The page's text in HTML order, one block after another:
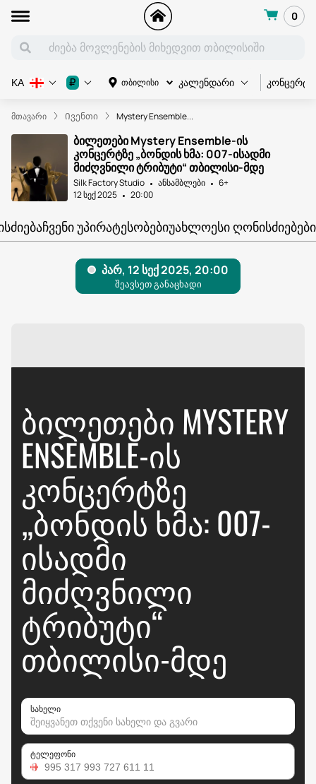
0
თბილისი კალენდარი კონცერტი
KA ₽
მთავარი Ივენთი Mystery Ensemble...
ბილეთები Mystery Ensemble-ის
კონცერტზე „ბონდის ხმა: 007-ისადმი
მიძღვნილი ტრიბუტი“ თბილისი-მდე
Silk Factory Studio ანსამბლები
6+
12 სექ 2025
20:00
ᲩᲕᲔᲜᲘ ᲣᲞᲘᲠᲐᲢᲔᲡᲝᲑᲔᲑᲘᲣᲐᲮᲚᲝᲔᲡᲘ ᲦᲝᲜᲘᲡᲫᲘᲔᲑᲔᲑᲘ
ᲑᲘᲚᲔᲗᲔᲑᲘ MYSTERY
ENSEMBLE-ᲘᲡ
ᲙᲝᲜᲪᲔᲠᲢᲖᲔ
„ᲑᲝᲜᲓᲘᲡ ᲮᲛᲐ: 007-
ᲘᲡᲐᲓᲛᲘ
ᲛᲘᲫᲦᲕᲜᲘᲚᲘ
ᲢᲠᲘᲑᲣᲢᲘ“
ᲗᲑᲘᲚᲘᲡᲘ-ᲛᲓᲔ
სახელი
ტელეფონი